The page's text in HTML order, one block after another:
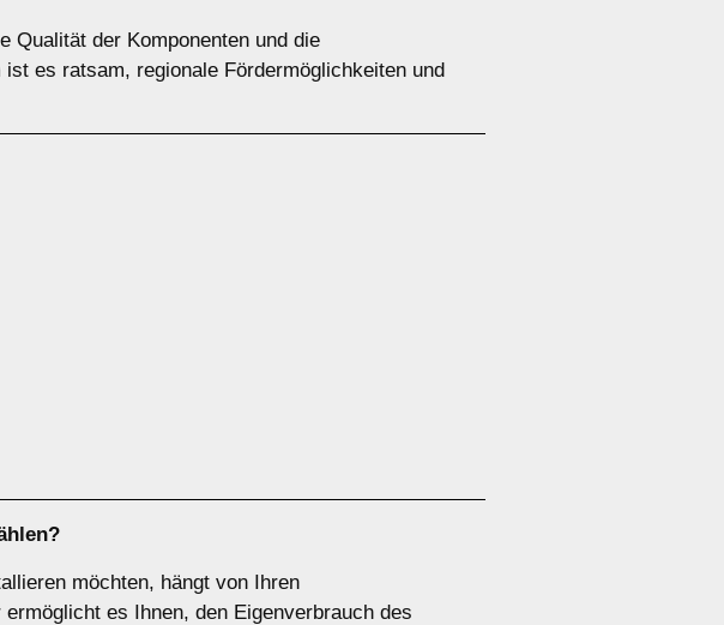
Qualität der Komponenten und die
es ratsam, regionale Fördermöglichkeiten und
möchten, hängt von Ihren
es Ihnen, den Eigenverbrauch des